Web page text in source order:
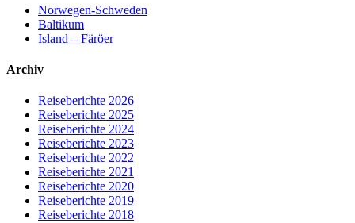
Norwegen-Schweden
Baltikum
Island – Färöer
Archiv
Reiseberichte 2026
Reiseberichte 2025
Reiseberichte 2024
Reiseberichte 2023
Reiseberichte 2022
Reiseberichte 2021
Reiseberichte 2020
Reiseberichte 2019
Reiseberichte 2018